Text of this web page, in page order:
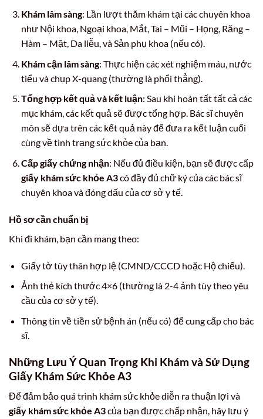
Khám lâm sàng: Lần lượt thăm khám tại các chuyên khoa
như Nội khoa, Ngoại khoa, Mắt, Tai – Mũi – Họng, Răng –
Hàm – Mặt, Da liễu, và Sản phụ khoa (nếu có).
Khám cận lâm sàng: Thực hiện các xét nghiệm máu, nước
tiểu và chụp X-quang (thường là phổi thẳng).
Tổng hợp kết quả và kết luận: Sau khi hoàn tất tất cả các
mục khám, các kết quả sẽ được tổng hợp. Bác sĩ chuyên
môn sẽ dựa trên các kết quả này để đưa ra kết luận cuối
cùng về tình trạng sức khỏe của bạn.
Cấp giấy chứng nhận: Nếu đủ điều kiện, bạn sẽ được cấp
giấy khám sức khỏe A3có đầy đủ chữ ký của các bác sĩ
chuyên khoa và đóng dấu của cơ sở y tế.
Hồ sơ cần chuẩn bị
Khi đi khám, bạn cần mang theo:
Giấy tờ tùy thân hợp lệ (CMND/CCCD hoặc Hộ chiếu).
Ảnh thẻ kích thước 4×6 (thường là 2-4 ảnh tùy theo yêu
cầu của cơ sở y tế).
Thông tin về tiền sử bệnh án (nếu có) để cung cấp cho bác
sĩ.
Những Lưu Ý Quan Trọng Khi Khám và Sử Dụng
Giấy Khám Sức Khỏe A3
Để đảm bảo quá trình khám sức khỏe diễn ra thuận lợi và
giấy khám sức khỏe A3của bạn được chấp nhận, hãy lưu ý